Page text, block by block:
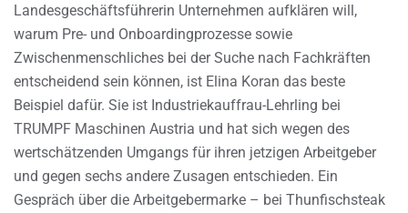
Landesgeschäftsführerin Unternehmen aufklären will,
warum Pre- und Onboardingprozesse sowie
Zwischenmenschliches bei der Suche nach Fachkräften
entscheidend sein können, ist Elina Koran das beste
Beispiel dafür. Sie ist Industriekauffrau-Lehrling bei
TRUMPF Maschinen Austria und hat sich wegen des
wertschätzenden Umgangs für ihren jetzigen Arbeitgeber
und gegen sechs andere Zusagen entschieden. Ein
Gespräch über die Arbeitgebermarke – bei Thunfischsteak